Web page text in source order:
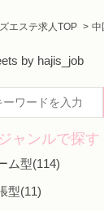
エステ求人TOP 中
by hajis_job
ジャンルで探す
ム型(114)
型(11)